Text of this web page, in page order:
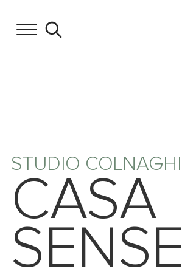
STUDIO COLNAGHI
CASA
SENSE